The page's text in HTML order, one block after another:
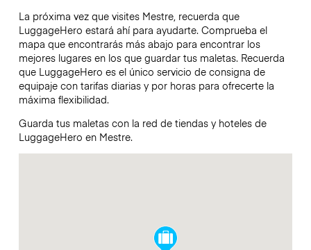
La próxima vez que visites Mestre, recuerda que
LuggageHero estará ahí para ayudarte. Comprueba el
mapa que encontrarás más abajo para encontrar los
mejores lugares en los que guardar tus maletas. Recuerda
que LuggageHero es el único servicio de consigna de
equipaje con tarifas diarias y por horas para ofrecerte la
máxima flexibilidad.
Guarda tus maletas con la red de tiendas y hoteles de
LuggageHero en Mestre.